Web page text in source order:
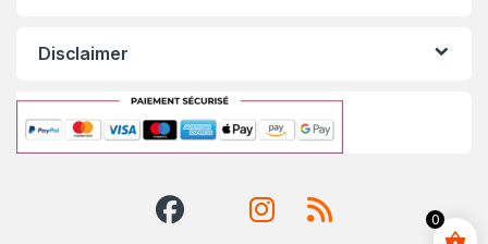
Disclaimer
0